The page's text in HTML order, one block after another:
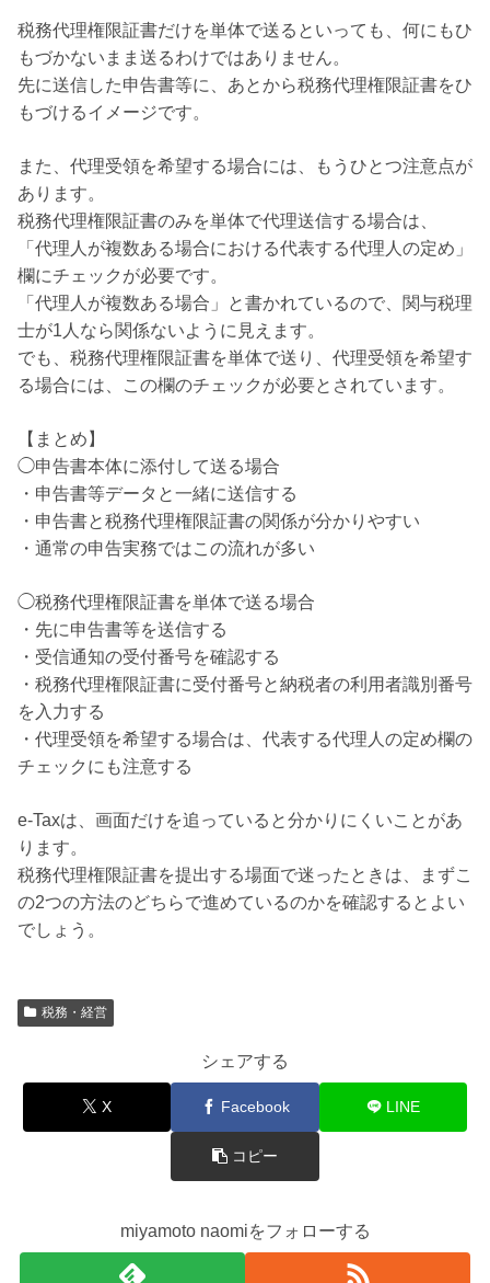
税務代理権限証書だけを単体で送るといっても、何にもひ
もづかないまま送るわけではありません。
先に送信した申告書等に、あとから税務代理権限証書をひ
もづけるイメージです。
また、代理受領を希望する場合には、もうひとつ注意点が
あります。
税務代理権限証書のみを単体で代理送信する場合は、
「代理人が複数ある場合における代表する代理人の定め」
欄にチェックが必要です。
「代理人が複数ある場合」と書かれているので、関与税理
士が1人なら関係ないように見えます。
でも、税務代理権限証書を単体で送り、代理受領を希望す
る場合には、この欄のチェックが必要とされています。
【まとめ】
◯申告書本体に添付して送る場合
・申告書等データと一緒に送信する
・申告書と税務代理権限証書の関係が分かりやすい
・通常の申告実務ではこの流れが多い
◯税務代理権限証書を単体で送る場合
・先に申告書等を送信する
・受信通知の受付番号を確認する
・税務代理権限証書に受付番号と納税者の利用者識別番号
を入力する
・代理受領を希望する場合は、代表する代理人の定め欄の
チェックにも注意する
e-Taxは、画面だけを追っていると分かりにくいことがあ
ります。
税務代理権限証書を提出する場面で迷ったときは、まずこ
の2つの方法のどちらで進めているのかを確認するとよい
でしょう。
税務・経営
シェアする
X Facebook LINE
コピー
miyamoto naomiをフォローする